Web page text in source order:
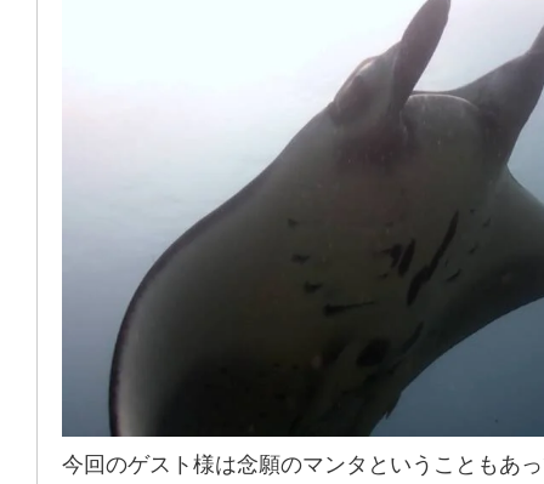
今回のゲスト様は念願のマンタということもあ